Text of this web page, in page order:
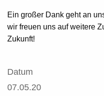
Ein großer Dank geht an
wir freuen uns auf weitere
Zukunft!
Datum
07.05.20